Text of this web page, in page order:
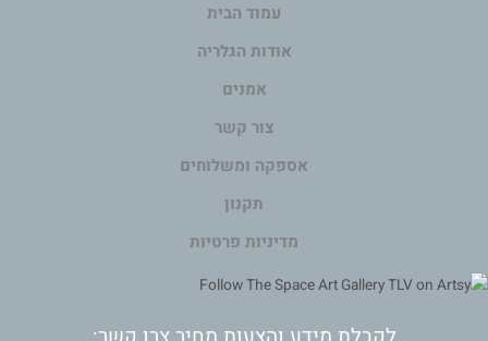
עמוד הבית
אודות הגלריה
אמנים
צור קשר
אספקה ומשלוחים
תקנון
מדיניות פרטיות